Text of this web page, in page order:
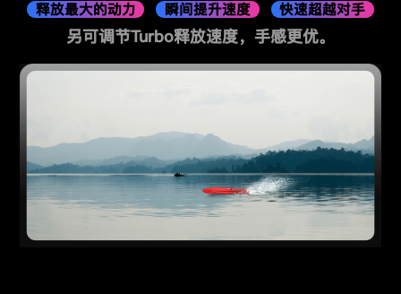
释放最大的动力 瞬间提升速度 快速超越对手
另可调节Turbo释放速度，手感更优。